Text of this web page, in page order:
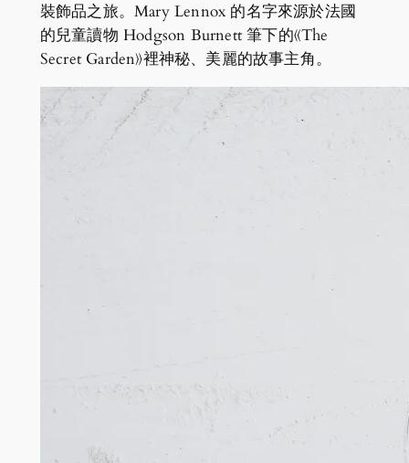
裝飾品之旅。Mary Lennox 的名字來源於法國
的兒童讀物 Hodgson Burnett 筆下的《The
Secret Garden》裡神秘、美麗的故事主角。